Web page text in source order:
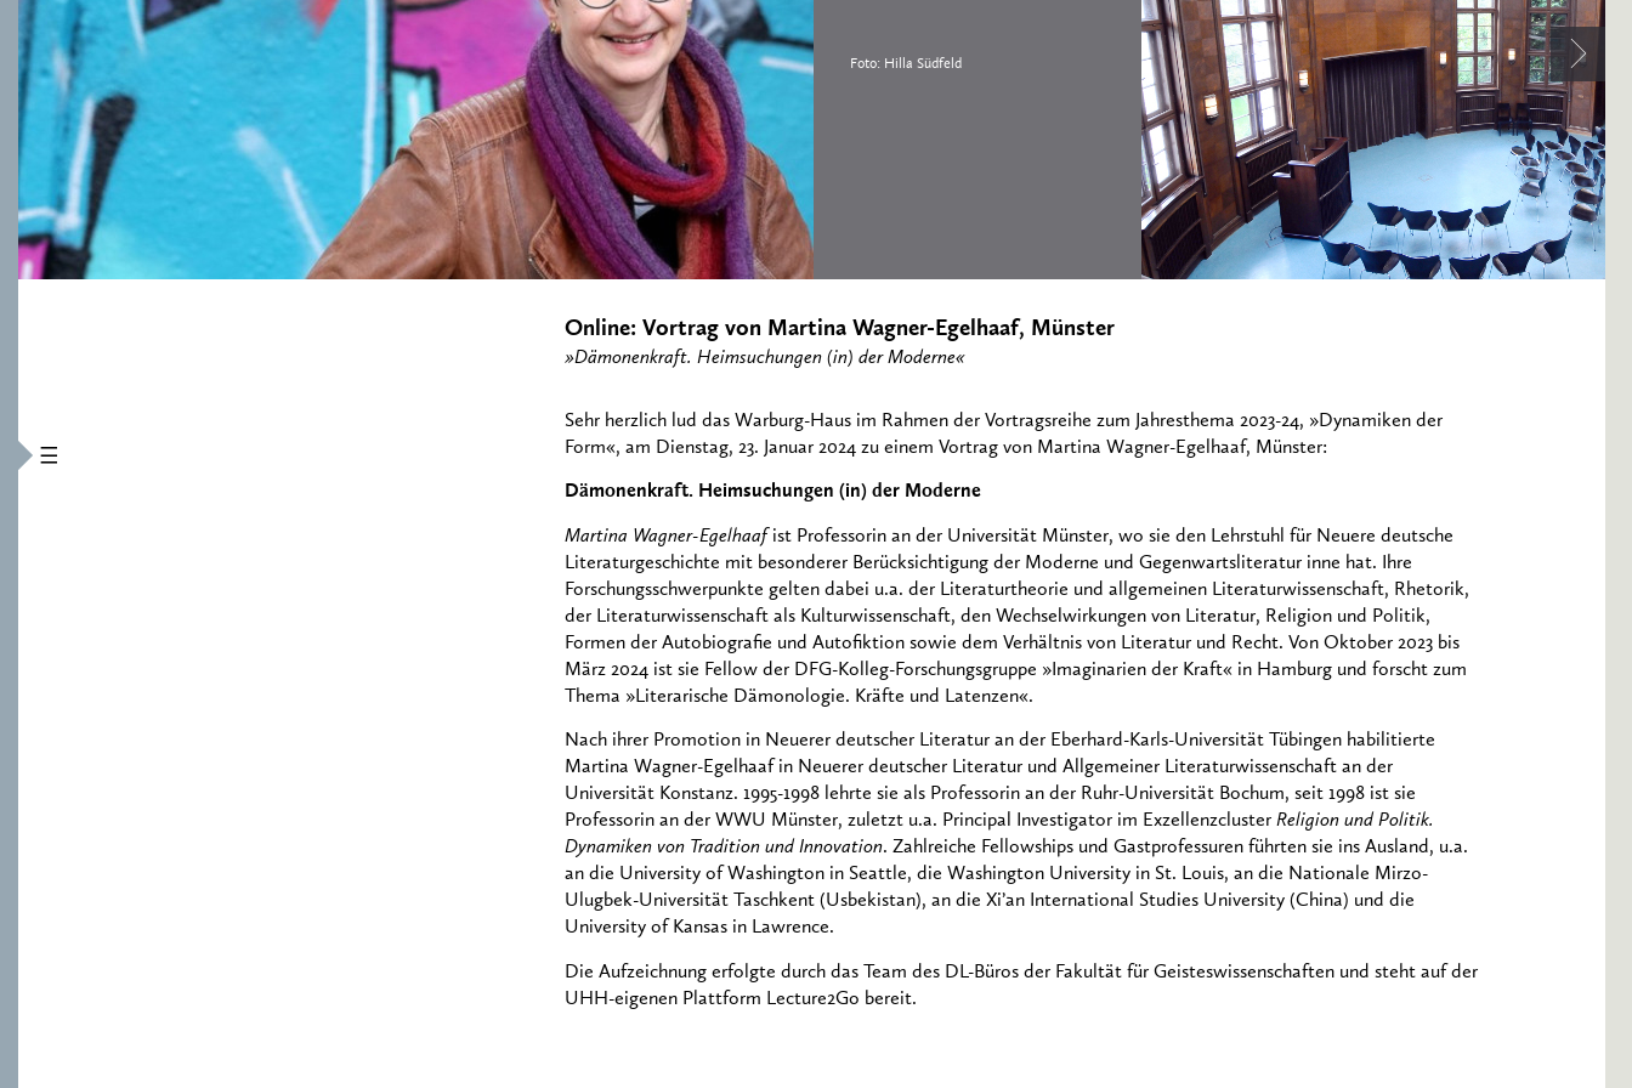
Foto: Hilla Südfeld
Online: Vortrag von Martina Wagner-Egelhaaf, Münster
»Dämonenkraft. Heimsuchungen (in) der Moderne«
Sehr herzlich lud das Warburg-Haus im Rahmen der Vortragsreihe zum Jahresthema 2023-24, »Dynamiken der
Form«, am Dienstag, 23. Januar 2024 zu einem Vortrag von Martina Wagner-Egelhaaf, Münster:
Dämonenkraft. Heimsuchungen (in) der Moderne
Martina Wagner-Egelhaaf ist Professorin an der Universität Münster, wo sie den Lehrstuhl für Neuere deutsche
Literaturgeschichte mit besonderer Berücksichtigung der Moderne und Gegenwartsliteratur inne hat. Ihre
Forschungsschwerpunkte gelten dabei u.a. der Literaturtheorie und allgemeinen Literaturwissenschaft, Rhetorik,
der Literaturwissenschaft als Kulturwissenschaft, den Wechselwirkungen von Literatur, Religion und Politik,
Formen der Autobiografie und Autofiktion sowie dem Verhältnis von Literatur und Recht. Von Oktober 2023 bis
März 2024 ist sie Fellow der DFG-Kolleg-Forschungsgruppe »Imaginarien der Kraft« in Hamburg und forscht zum
Thema »Literarische Dämonologie. Kräfte und Latenzen«.
Nach ihrer Promotion in Neuerer deutscher Literatur an der Eberhard-Karls-Universität Tübingen habilitierte
Martina Wagner-Egelhaaf in Neuerer deutscher Literatur und Allgemeiner Literaturwissenschaft an der
Universität Konstanz. 1995-1998 lehrte sie als Professorin an der Ruhr-Universität Bochum, seit 1998 ist sie
Professorin an der WWU Münster, zuletzt u.a. Principal Investigator im Exzellenzcluster Religion und Politik.
Dynamiken von Tradition und Innovation. Zahlreiche Fellowships und Gastprofessuren führten sie ins Ausland, u.a.
an die University of Washington in Seattle, die Washington University in St. Louis, an die Nationale Mirzo-
Ulugbek-Universität Taschkent (Usbekistan), an die Xi’an International Studies University (China) und die
University of Kansas in Lawrence.
Die Aufzeichnung erfolgte durch das Team des DL-Büros der Fakultät für Geisteswissenschaften und steht auf der
UHH-eigenen Plattform Lecture2Go bereit.